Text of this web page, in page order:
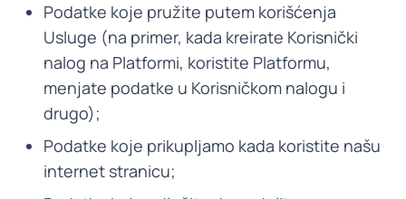
Podatke koje pružite putem korišćenja
Usluge (na primer, kada kreirate Korisnički
nalog na Platformi, koristite Platformu,
menjate podatke u Korisničkom nalogu i
drugo);
Podatke koje prikupljamo kada koristite našu
internet stranicu;